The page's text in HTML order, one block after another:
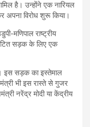
है। उन्होंने एक नारियल
अपना विरोध शुरू किया।
मणिपाल राष्ट्रीय
सड़क के लिए एक
है। इस सड़क का इस्तेमाल
भी इस रास्ते से गुजर
नरेंद्र मोदी या केंद्रीय